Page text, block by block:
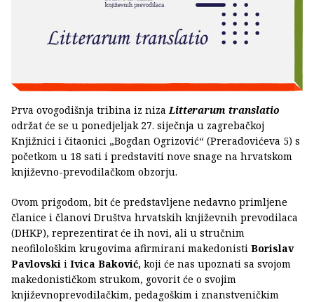
Prva ovogodišnja tribina iz niza Litterarum translatio
održat će se u ponedjeljak 27. siječnja u zagrebačkoj
Knjižnici i čitaonici „Bogdan Ogrizović“ (Preradovićeva 5) s
početkom u 18 sati i predstaviti nove snage na hrvatskom
književno-prevodilačkom obzorju.
Ovom prigodom, bit će predstavljene nedavno primljene
članice i članovi Društva hrvatskih književnih prevodilaca
(DHKP), reprezentirat će ih novi, ali u stručnim
neofilološkim krugovima afirmirani makedonisti Borislav
Pavlovski i Ivica Baković, koji će nas upoznati sa svojom
makedonističkom strukom, govorit će o svojim
književnoprevodilačkim, pedagoškim i znanstveničkim